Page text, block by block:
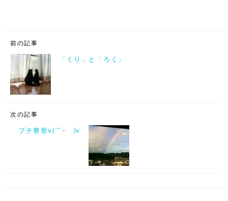
前の記事
「くり」と「ろく」
次の記事
プチ整形v(￣ｰ￣)v